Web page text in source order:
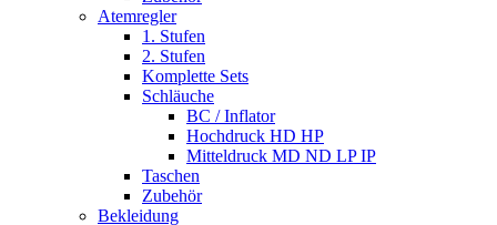
Atemregler
1. Stufen
2. Stufen
Komplette Sets
Schläuche
BC / Inflator
Hochdruck HD HP
Mitteldruck MD ND LP IP
Taschen
Zubehör
Bekleidung